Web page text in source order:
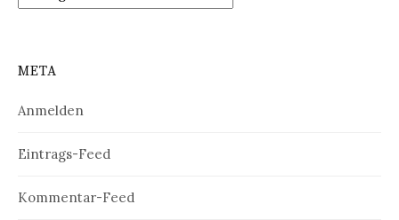
META
Anmelden
Eintrags-Feed
Kommentar-Feed